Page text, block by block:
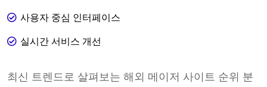
사용자 중심 인터페이스
실시간 서비스 개선
최신 트렌드로 살펴보는 해외 메이저 사이트 순위 분